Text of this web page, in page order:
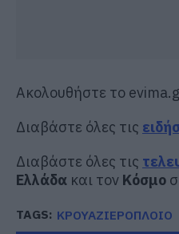
Ακολουθήστε το
Διαβάστε όλες τις
Διαβάστε όλες τις
Ελλάδα και τον Κόσμο
TAGS: ΚΡΟΥΑΖΙΕΡΟΠΛΟΙΟ